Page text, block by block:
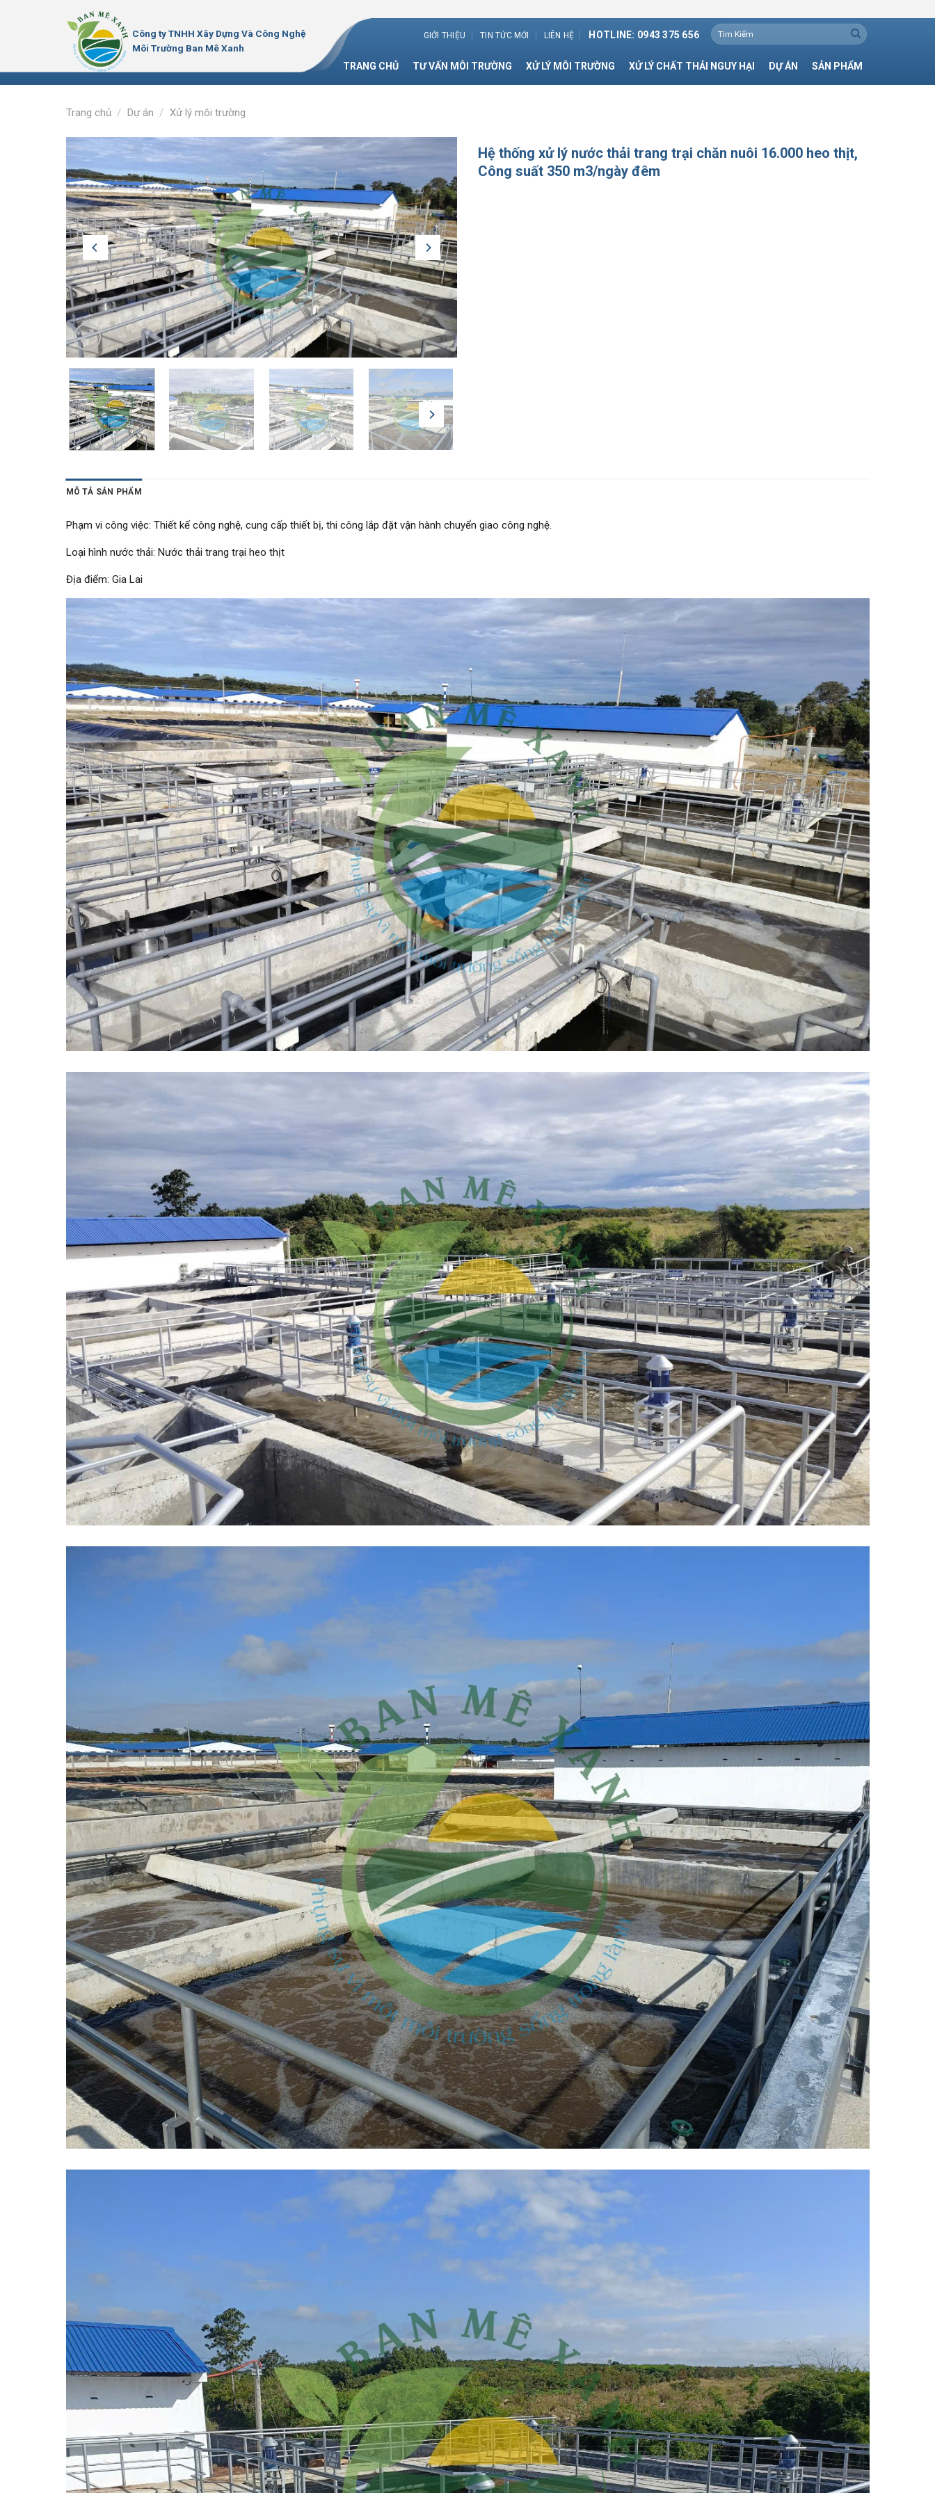
GIỚI THIỆU TIN TỨC MỚI LIÊN HỆ HOTLINE: 0943 375 656
Tìm
kiếm:
Công ty TNHH Xây Dựng Và Công Nghệ
Môi Trường Ban Mê Xanh
TRANG CHỦ
TƯ VẤN MÔI TRƯỜNG XỬ LÝ MÔI TRƯỜNG XỬ LÝ CHẤT THẢI NGUY HẠI DỰ ÁN SẢN PHẨM
Trang chủ / Dự án / Xử lý môi trường
Hệ thống xử lý nước thải trang trại chăn nuôi 16.000 heo thịt,
Công suất 350 m3/ngày đêm
MÔ TẢ SẢN PHẨM
Phạm vi công việc: Thiết kế công nghệ, cung cấp thiết bị, thi công lắp đặt vận hành chuyển giao công nghệ.
Loại hình nước thải: Nước thải trang trại heo thịt
Địa điểm: Gia Lai